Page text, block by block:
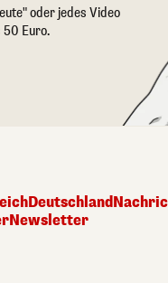
oder jedes Video
50 Euro.
Deutschland
Newsletter